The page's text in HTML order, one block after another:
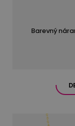
Barevný